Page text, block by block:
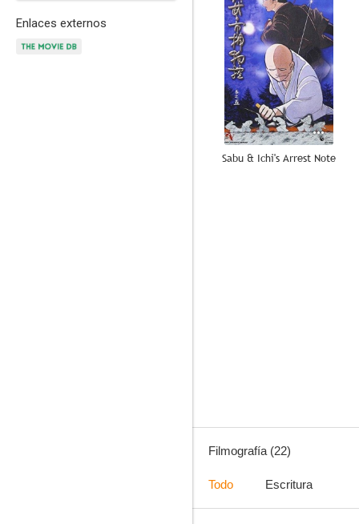
Enlaces externos
Sabu & Ichi's Arrest Note
Filmografía (22)
Todo Escritura